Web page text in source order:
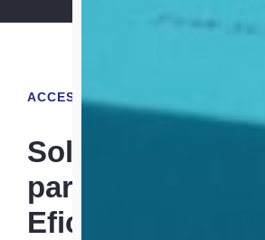
ACCESO A TU STOCK EN LÍNEA
Soluciones
para una Gestión
Eficiente